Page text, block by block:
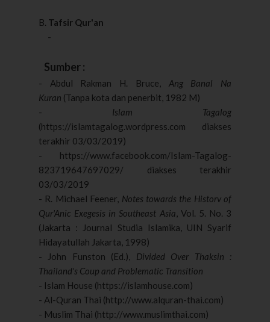
B. Tafsir Qur'an
-
Sumber :
- Abdul Rakman H. Bruce, Ang Banal Na
Kuran (Tanpa kota dan penerbit, 1982 M)
- Islam Tagalog
(https://islamtagalog.wordpress.com diakses
terakhir 03/03/2019)
- https://www.facebook.com/Islam-Tagalog-
823719647697029/ diakses terakhir
03/03/2019
- R. Michael Feener, Notes towards the Historv of
Qur'Anic Exegesis in Southeast Asia , Vol. 5. No. 3
(Jakarta : Journal Studia Islamika, UIN Syarif
Hidayatullah Jakarta, 1998)
- John Funston (Ed.), Divided Over Thaksin :
Thailand's Coup and Problematic Transition
- Islam House (https://islamhouse.com)
- Al-Quran Thai (http://www.alquran-thai.com)
- Muslim Thai (http://www.muslimthai.com)